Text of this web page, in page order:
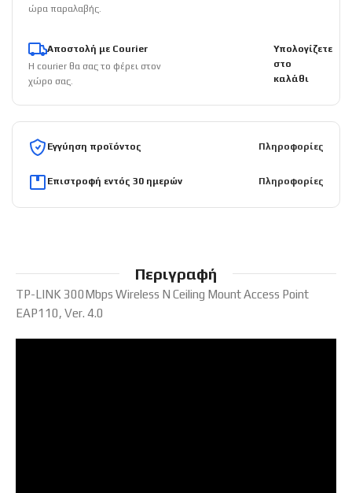
ώρα παραλαβής.
Αποστολή με Courier
Η courier θα σας το φέρει στον
χώρο σας.
Υπολογίζετε
στο
καλάθι
Εγγύηση προϊόντος Πληροφορίες
Επιστροφή εντός 30 ημερών Πληροφορίες
Περιγραφή
TP-LINK 300Mbps Wireless N Ceiling Mount Access Point
EAP110, Ver. 4.0